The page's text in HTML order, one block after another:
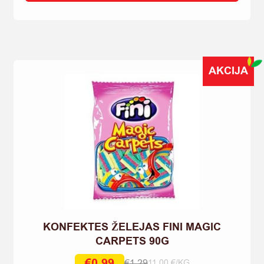
BERI
KONFEKTES ŽELEJAS FINI MAGIC
CARPETS 90G
AKCIJA